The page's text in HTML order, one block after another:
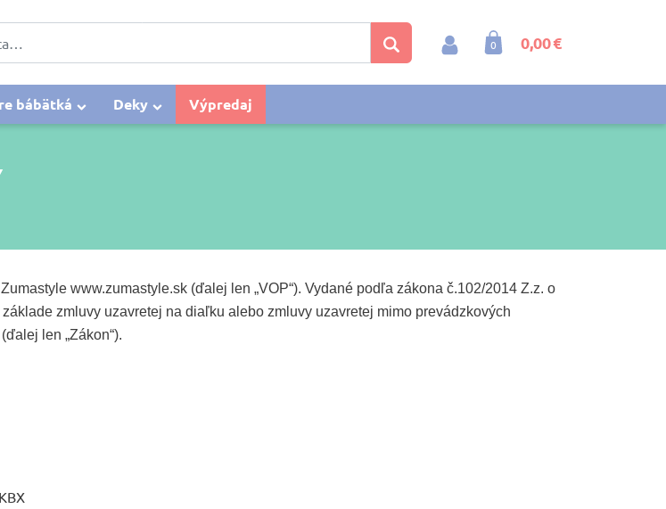
0 0,00 €
bábätká Deky Výpredaj
www.zumastyle.sk (ďalej len „VOP“). Vydané podľa zákona č.102/2014 Z.z. o
zmluvy uzavretej na diaľku alebo zmluvy uzavretej mimo prevádzkových
len „Zákon“).